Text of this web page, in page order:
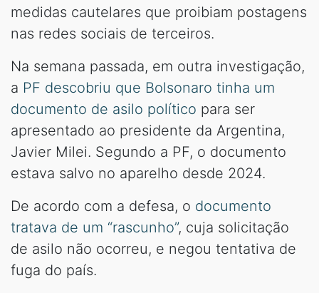
medidas cautelares que proibiam postagens
nas redes sociais de terceiros.
Na semana passada, em outra investigação,
a PF descobriu que Bolsonaro tinha um
documento de asilo político para ser
apresentado ao presidente da Argentina,
Javier Milei. Segundo a PF, o documento
estava salvo no aparelho desde 2024.
De acordo com a defesa, o documento
tratava de um “rascunho”, cuja solicitação
de asilo não ocorreu, e negou tentativa de
fuga do país.